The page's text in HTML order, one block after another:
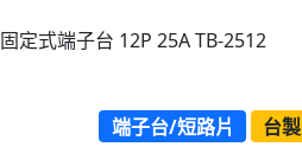
固定式端子台 12P 25A TB-2512
端子台/短路片 台製